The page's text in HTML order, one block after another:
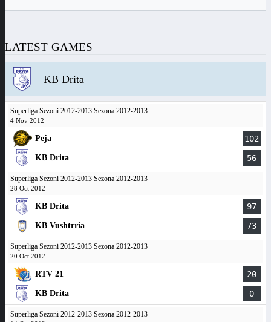
LATEST GAMES
KB Drita
Superliga Sezoni 2012-2013 Sezona 2012-2013
4 Nov 2012
Peja 102
KB Drita 56
Superliga Sezoni 2012-2013 Sezona 2012-2013
28 Oct 2012
KB Drita 97
KB Vushtrria 73
Superliga Sezoni 2012-2013 Sezona 2012-2013
20 Oct 2012
RTV 21 20
KB Drita 0
Superliga Sezoni 2012-2013 Sezona 2012-2013